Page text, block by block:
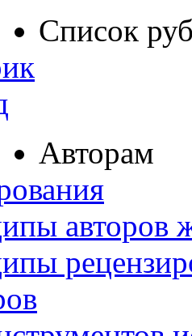
Список
Авторам
авторов